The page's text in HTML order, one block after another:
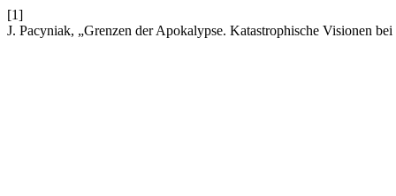
[1]
J. Pacyniak, „Grenzen der Apokalypse. Katastrophische Visionen